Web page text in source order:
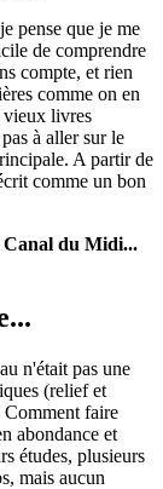
pense que je me
de comprendre
compte, et rien
comme on en
vieux livres
à aller sur le
A partir de
comme un bon
Canal du Midi...
n'était pas une
(relief et
Comment faire
abondance et
études, plusieurs
mais aucun